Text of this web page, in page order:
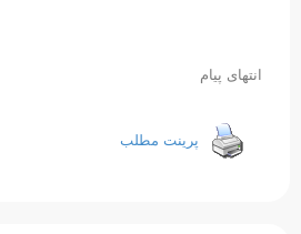
انتهای پیام
پرینت مطلب